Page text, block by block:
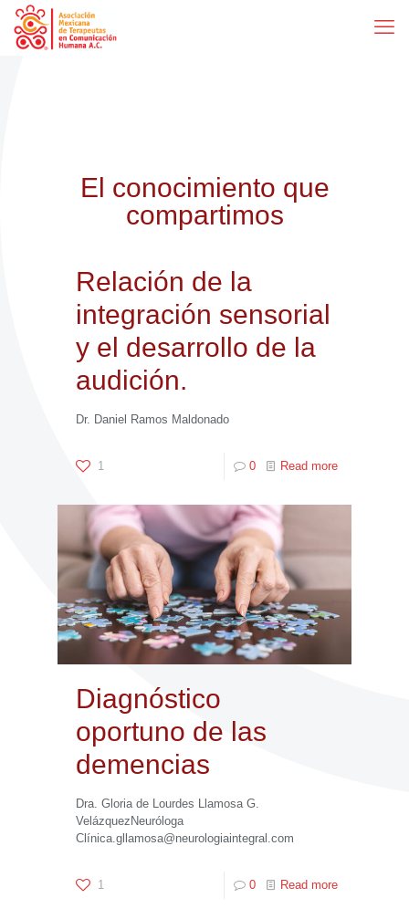
El conocimiento que
compartimos
Relación de la
integración sensorial
y el desarrollo de la
audición.
Dr. Daniel Ramos Maldonado
1 0 Read more
Diagnóstico
oportuno de las
demencias
Dra. Gloria de Lourdes Llamosa G.
VelázquezNeuróloga
Clínica.gllamosa@neurologiaintegral.com
1 0 Read more